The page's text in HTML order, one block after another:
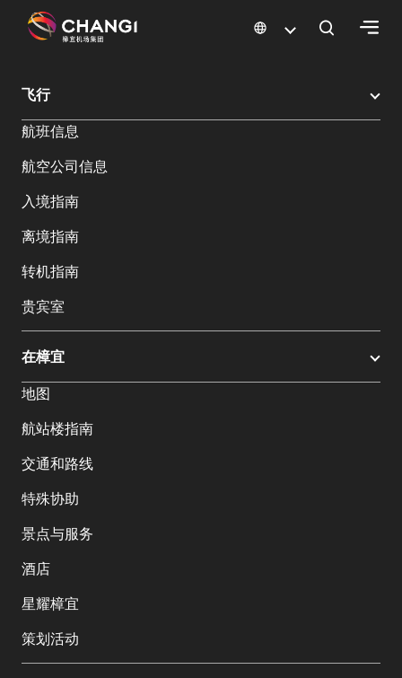
有
宜
网
选
语
言:
樟宜机场 樟宜机场餐饮与购物 樟宜机场购物指南 购物详情
飞行
航班信息
航空公司信息
入境指南
离境指南
转机指南
贵宾室
在樟宜
地图
航站楼指南
交通和路线
特殊协助
景点与服务
酒店
星耀樟宜
策划活动